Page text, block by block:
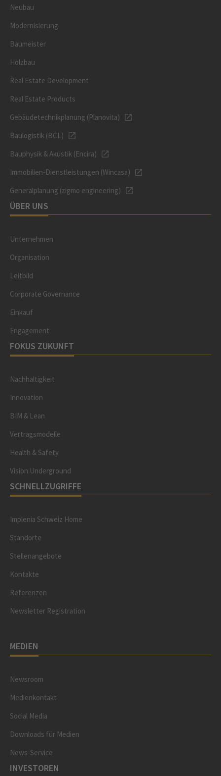
Neubau
Modernisierung
Baumeister
Holzbau
Real Estate Development
Real Estate Products
Gebäudetechnikplanung (Planovita)
Baulogistik (BCL)
Bauphysik & Akustik (Encira)
Immobilien-Dienstleistungen (Wincasa)
Generalplanung (zigmo engineering)
ÜBER UNS
Unternehmen
Organisation
Leitbild
Corporate Governance
Einkauf
Engagement
FOKUS ZUKUNFT
Nachhaltigkeit
Innovation
BIM & Lean
Vertragsmodelle
Health & Safety
Vision Underground
SCHNELLZUGRIFFE
Implenia Schweiz Home
Standorte
Stellenangebote
Kontakte
Referenzen
Newsletter Registration
MEDIEN
Newsroom
Medienkontakt
Social Media
Downloads für Medien
News-Service
INVESTOREN